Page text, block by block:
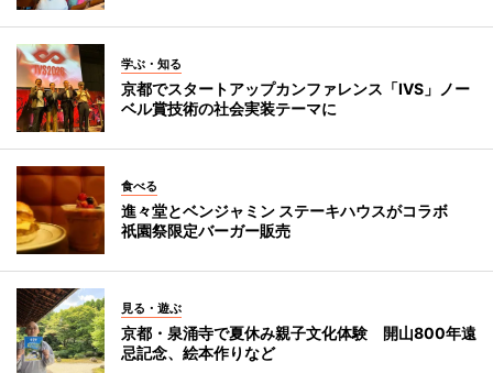
学ぶ・知る
京都でスタートアップカンファレンス「IVS」ノー
ベル賞技術の社会実装テーマに
食べる
進々堂とベンジャミン ステーキハウスがコラボ
祇園祭限定バーガー販売
見る・遊ぶ
京都・泉涌寺で夏休み親子文化体験 開山800年遠
忌記念、絵本作りなど